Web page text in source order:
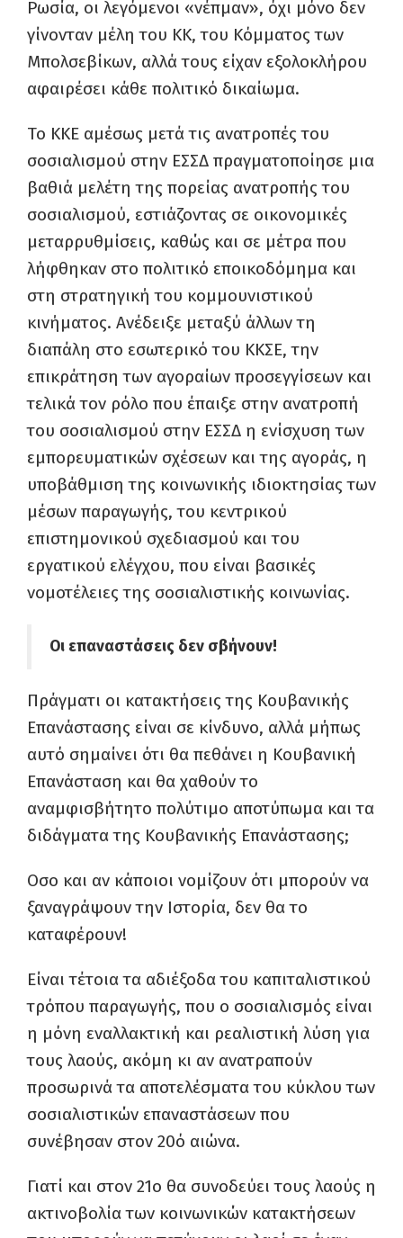
Ρωσία, οι λεγόμενοι «νέπμαν», όχι μόνο δεν
γίνονταν μέλη του ΚΚ, του Κόμματος των
Μπολσεβίκων, αλλά τους είχαν εξολοκλήρου
αφαιρέσει κάθε πολιτικό δικαίωμα.
Το ΚΚΕ αμέσως μετά τις ανατροπές του
σοσιαλισμού στην ΕΣΣΔ πραγματοποίησε μια
βαθιά μελέτη της πορείας ανατροπής του
σοσιαλισμού, εστιάζοντας σε οικονομικές
μεταρρυθμίσεις, καθώς και σε μέτρα που
λήφθηκαν στο πολιτικό εποικοδόμημα και
στη στρατηγική του κομμουνιστικού
κινήματος. Ανέδειξε μεταξύ άλλων τη
διαπάλη στο εσωτερικό του ΚΚΣΕ, την
επικράτηση των αγοραίων προσεγγίσεων και
τελικά τον ρόλο που έπαιξε στην ανατροπή
του σοσιαλισμού στην ΕΣΣΔ η ενίσχυση των
εμπορευματικών σχέσεων και της αγοράς, η
υποβάθμιση της κοινωνικής ιδιοκτησίας των
μέσων παραγωγής, του κεντρικού
επιστημονικού σχεδιασμού και του
εργατικού ελέγχου, που είναι βασικές
νομοτέλειες της σοσιαλιστικής κοινωνίας.
Οι επαναστάσεις δεν σβήνουν!
Πράγματι οι κατακτήσεις της Κουβανικής
Επανάστασης είναι σε κίνδυνο, αλλά μήπως
αυτό σημαίνει ότι θα πεθάνει η Κουβανική
Επανάσταση και θα χαθούν το
αναμφισβήτητο πολύτιμο αποτύπωμα και τα
διδάγματα της Κουβανικής Επανάστασης;
Οσο και αν κάποιοι νομίζουν ότι μπορούν να
ξαναγράψουν την Ιστορία, δεν θα το
καταφέρουν!
Είναι τέτοια τα αδιέξοδα του καπιταλιστικού
τρόπου παραγωγής, που ο σοσιαλισμός είναι
η μόνη εναλλακτική και ρεαλιστική λύση για
τους λαούς, ακόμη κι αν ανατραπούν
προσωρινά τα αποτελέσματα του κύκλου των
σοσιαλιστικών επαναστάσεων που
συνέβησαν στον 20ό αιώνα.
Γιατί και στον 21ο θα συνοδεύει τους λαούς η
ακτινοβολία των κοινωνικών κατακτήσεων